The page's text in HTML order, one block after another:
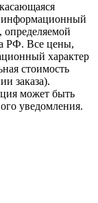
информационный
определяемой
РФ. Все цены,
характер
стоимость
заказа).
может быть
уведомления.